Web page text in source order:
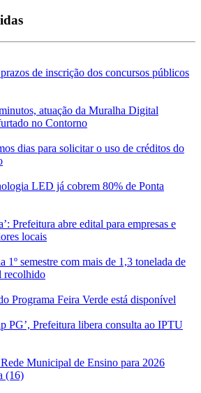
de inscrição dos concursos públicos
atuação da Muralha Digital
no Contorno
dias para solicitar o uso de créditos do
LED já cobrem 80% de Ponta
Prefeitura abre edital para empresas e
locais
1º semestre com mais de 1,3 tonelada de
recolhido
Programa Feira Verde está disponível
PG’, Prefeitura libera consulta ao IPTU
Municipal de Ensino para 2026
(16)